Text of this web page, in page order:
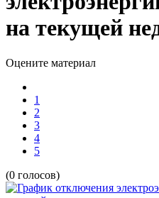
на текущей
Оцените материал
1
2
3
4
5
(0 голосов)